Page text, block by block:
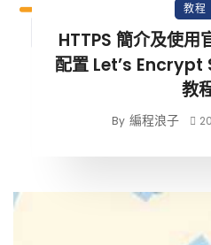
教程
HTTPS 簡介及使
配置 Let’s Encrypt
教
By 編程浪子